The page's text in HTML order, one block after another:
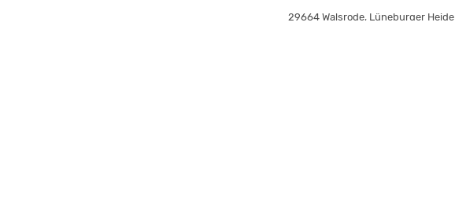
29664 Walsrode, Lüneburger Heide